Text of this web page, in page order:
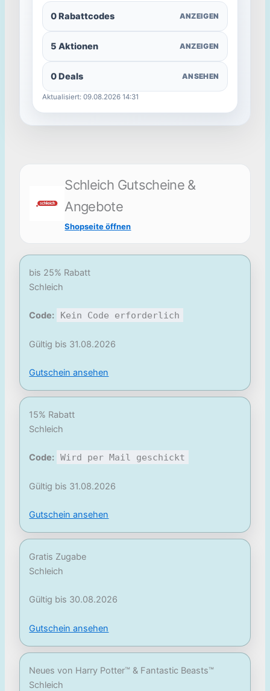
0 Rabattcodes ANZEIGEN
5 Aktionen ANZEIGEN
0 Deals ANSEHEN
Aktualisiert: 09.08.2026 14:31
Schleich Gutscheine &
Angebote
Shopseite öffnen
bis 25% Rabatt
Schleich
Code: Kein Code erforderlich
Gültig bis 31.08.2026
Gutschein ansehen
15% Rabatt
Schleich
Code: Wird per Mail geschickt
Gültig bis 31.08.2026
Gutschein ansehen
Gratis Zugabe
Schleich
Gültig bis 30.08.2026
Gutschein ansehen
Neues von Harry Potter™ & Fantastic Beasts™
Schleich